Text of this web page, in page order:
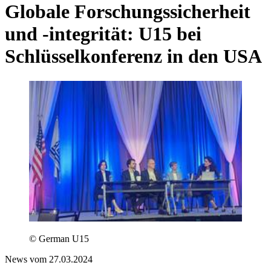
Globale Forschungssicherheit
und -integrität: U15 bei
Schlüsselkonferenz in den USA
© German U15
News vom 27.03.2024